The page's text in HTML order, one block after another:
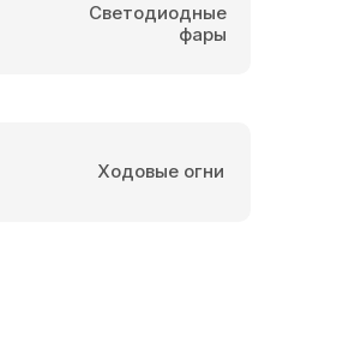
Светодиодные
фары
Ходовые огни